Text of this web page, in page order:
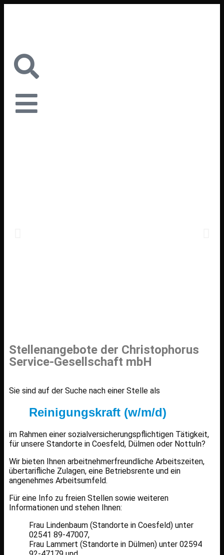
Stellenangebote der Christophorus
Service-Gesellschaft mbH
Sie sind auf der Suche nach einer Stelle als
Reinigungskraft (w/m/d)
im Rahmen einer sozialversicherungspflichtigen Tätigkeit,
für unsere Standorte in Coesfeld, Dülmen oder Nottuln?
Wir bieten Ihnen arbeitnehmerfreundliche Arbeitszeiten,
übertarifliche Zulagen, eine Betriebsrente und ein
angenehmes Arbeitsumfeld.
Für eine Info zu freien Stellen sowie weiteren
Informationen und stehen Ihnen:
Frau Lindenbaum (Standorte in Coesfeld) unter
02541 89-47007,
Frau Lammert (Standorte in Dülmen) unter 02594